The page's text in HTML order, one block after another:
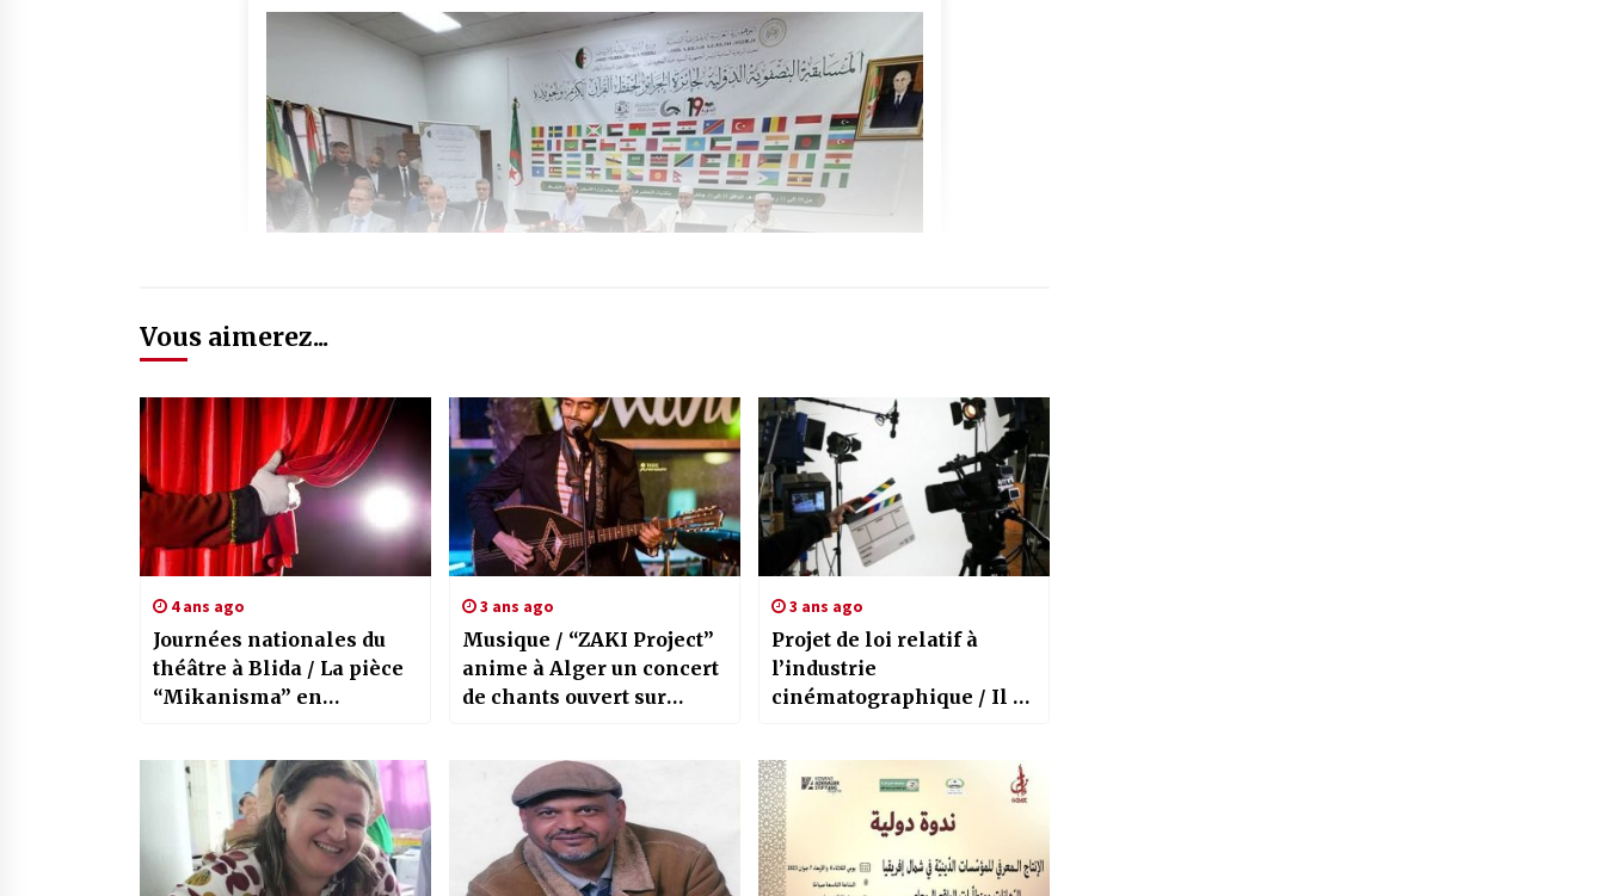
Vous aimerez...
4 ans ago
Journées nationales du
théâtre à Blida / La pièce
“Mikanisma” en
3 ans ago
Musique / “ZAKI Project”
anime à Alger un concert
de chants ouvert sur
musicaux
3 ans ago
Projet de loi relatif à
l’industrie
cinématographique / Il a
Conseil des Ministres